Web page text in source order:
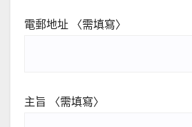
電郵地址 〈需填寫〉
主旨 〈需填寫〉